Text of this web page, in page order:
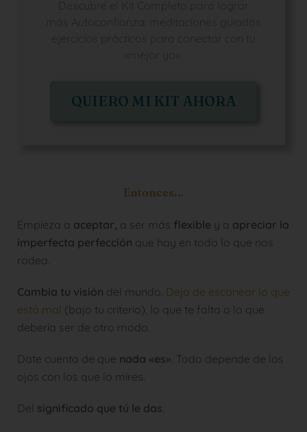
QUIERO MI KIT AHORA
Entonces…
Empieza a aceptar, a ser más flexible y a apreciar la
imperfecta perfección que hay en todo lo que nos
rodea.
Cambia tu visión del mundo. Deja de escanear lo que
está mal (bajo tu criterio), lo que te falta o lo que
debería ser de otro modo.
Date cuenta de que nada «es». Todo depende de los
ojos con los que lo mires.
Del significado que tú le das.